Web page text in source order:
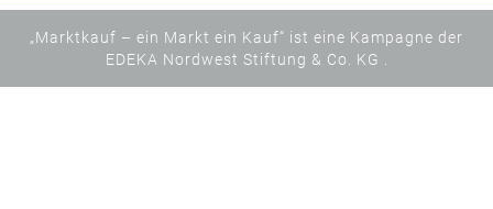
„Marktkauf – ein Markt ein Kauf“ ist eine Kampagne der
EDEKA Nordwest Stiftung & Co. KG .